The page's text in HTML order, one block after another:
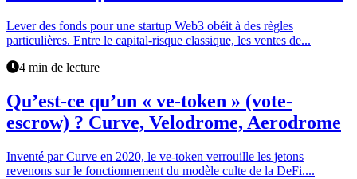
Lever des fonds pour une startup Web3 obéit à des règles
particulières. Entre le capital-risque classique, les ventes de...
4 min de lecture
Qu’est-ce qu’un « ve-token » (vote-
escrow) ? Curve, Velodrome, Aerodrome
Inventé par Curve en 2020, le ve-token verrouille les jetons
revenons sur le fonctionnement du modèle culte de la DeFi....